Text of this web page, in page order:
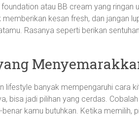
atau BB cream yang ringan
kesan fresh, dan jangan
Rasanya seperti berikan
lifestyle banyak mempengaruhi cara
bisa jadi pilihan yang cerdas.
kamu butuhkan. Ketika memilih,